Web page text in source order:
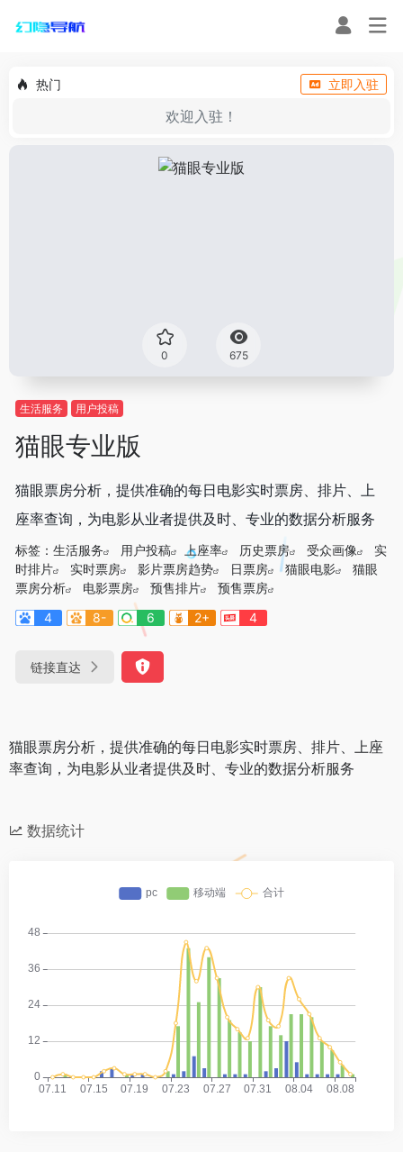
热门 立即入驻
欢迎入驻！
0 675
生活服务 用户投稿
猫眼专业版
猫眼票房分析，提供准确的每日电影实时票房、排片、上
座率查询，为电影从业者提供及时、专业的数据分析服务
标签： 生活服务 用户投稿 上座率 历史票房 受众画像
实
时排片
实时票房 影片票房趋势 日票房 猫眼电影
猫眼
票房分析
电影票房 预售排片
预售票房
4
8- 6 2+ 4
链接直达
猫眼票房分析，提供准确的每日电影实时票房、排片、上座
率查询，为电影从业者提供及时、专业的数据分析服务
数据统计